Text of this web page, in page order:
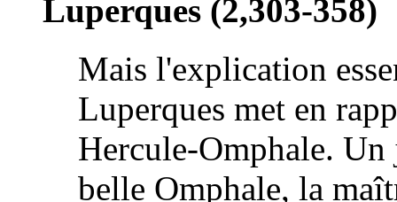
Luperques (2,303-358)
Mais l'explication
Luperques met en
Hercule-Omphale. Un
belle Omphale, la